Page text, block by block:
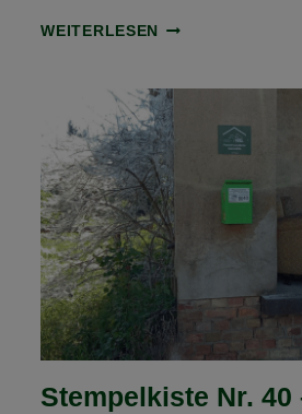
WEITERLESEN
FORSTGUT
ZÖRBIG
–
NEUE
VFD
ANERKANNTE
Stempelkiste Nr.